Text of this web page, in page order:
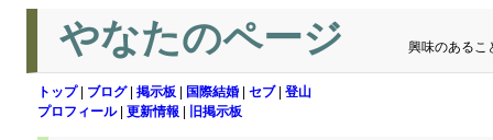
やなたのページ 興味のあるこ
トップ| ブログ| 掲示板 国際結婚 セブ| 登山
プロフィール| 更新情報 旧掲示板